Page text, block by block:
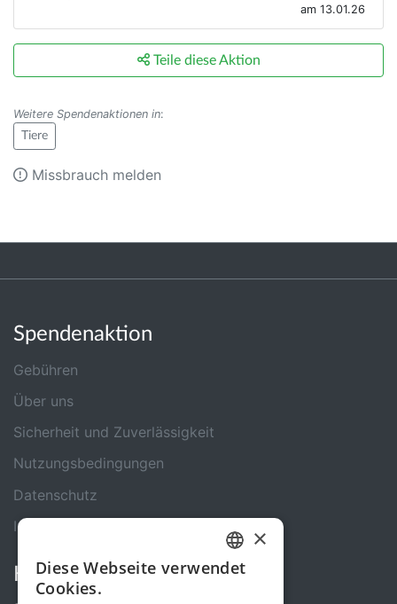
am 13.01.26
Teile diese Aktion
Weitere Spendenaktionen in:
Tiere
Missbrauch melden
Spendenaktion
Gebühren
Über uns
Sicherheit und Zuverlässigkeit
Nutzungsbedingungen
Datenschutz
Impressum
Kontakt GERMAN
×
Diese Webseite verwendet
Cookies.